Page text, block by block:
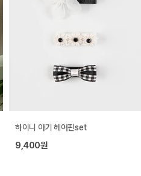
하이니 아기 헤어핀set
9,400원